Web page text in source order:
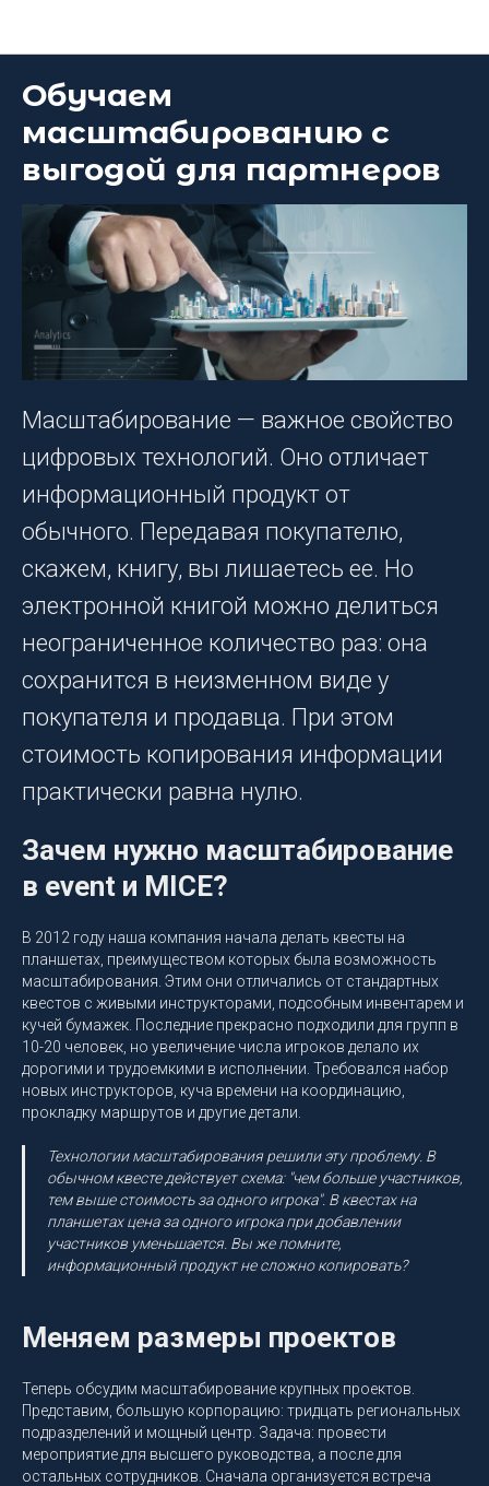
Обучаем
масштабированию с
выгодой для партнеров
Масштабирование — важное свойство
цифровых технологий. Оно отличает
информационный продукт от
обычного. Передавая покупателю,
скажем, книгу, вы лишаетесь ее. Но
электронной книгой можно делиться
неограниченное количество раз: она
сохранится в неизменном виде у
покупателя и продавца. При этом
стоимость копирования информации
практически равна нулю.
Зачем нужно масштабирование
в event и MICE?
В 2012 году наша компания начала делать квесты на
планшетах, преимуществом которых была возможность
масштабирования. Этим они отличались от стандартных
квестов с живыми инструкторами, подсобным инвентарем и
кучей бумажек. Последние прекрасно подходили для групп в
10-20 человек, но увеличение числа игроков делало их
дорогими и трудоемкими в исполнении. Требовался набор
новых инструкторов, куча времени на координацию,
прокладку маршрутов и другие детали.
Технологии масштабирования решили эту проблему. В
обычном квесте действует схема: "чем больше участников,
тем выше стоимость за одного игрока". В квестах на
планшетах цена за одного игрока при добавлении
участников уменьшается. Вы же помните,
информационный продукт не сложно копировать?
Меняем размеры проектов
Теперь обсудим масштабирование крупных проектов.
Представим, большую корпорацию: тридцать региональных
подразделений и мощный центр. Задача: провести
мероприятие для высшего руководства, а после для
остальных сотрудников. Сначала организуется встреча